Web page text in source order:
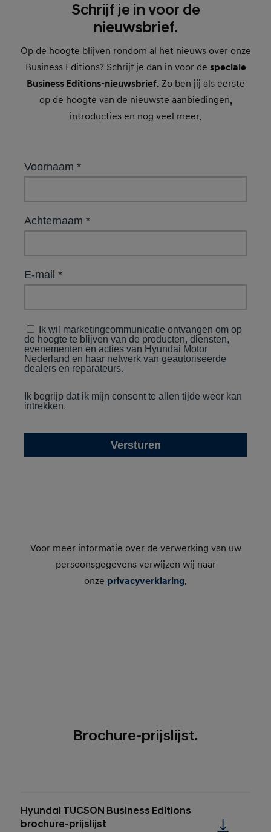
Schrijf je in voor de
nieuwsbrief.
Op de hoogte blijven rondom al het nieuws over onze
Business Editions? Schrijf je dan in voor de speciale
Business Editions-nieuwsbrief.Zo ben jij als eerste
op de hoogte van de nieuwste aanbiedingen,
introducties en nog veel meer.
Voor meer informatie over de verwerking van uw
persoonsgegevens verwijzen wij naar
onze privacyverklaring.
Brochure-prijslijst.
Hyundai TUCSON Business Editions
brochure-prijslijst